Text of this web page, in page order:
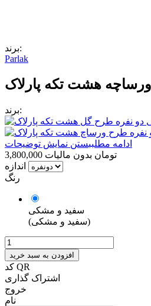
برند:
Parlak
برند:
ادامه مطلببستن نمایش توضیحات
3,800,000 تومان بدون مالیات
اندازه
رنگ
سفید و مشکی
(سفید و مشکی)
افزودن به سبد خرید
کد QR
اشتراک گذاری
خروج
نام